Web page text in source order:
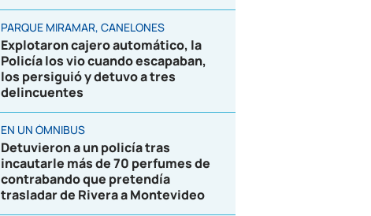
PARQUE MIRAMAR, CANELONES
Explotaron cajero automático, la
Policía los vio cuando escapaban,
los persiguió y detuvo a tres
delincuentes
EN UN ÓMNIBUS
Detuvieron a un policía tras
incautarle más de 70 perfumes de
contrabando que pretendía
trasladar de Rivera a Montevideo